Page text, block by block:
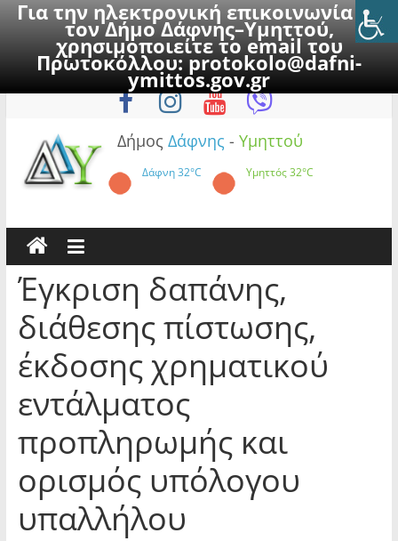
Για την ηλεκτρονική επικοινωνία με
τον Δήμο Δάφνης–Υμηττού,
χρησιμοποιείτε το email του
Πρωτοκόλλου:protokolo@dafni-
ymittos.gov.gr
to
Κυριακή, 9 Αυγούστου 2026
Δήμος Δάφνης - Υμηττού
Δάφνη32°C Υμηττός32°C
Έγκριση δαπάνης,
διάθεσης πίστωσης,
έκδοσης χρηματικού
εντάλματος
προπληρωμής και
ορισμός υπόλογου
υπαλλήλου